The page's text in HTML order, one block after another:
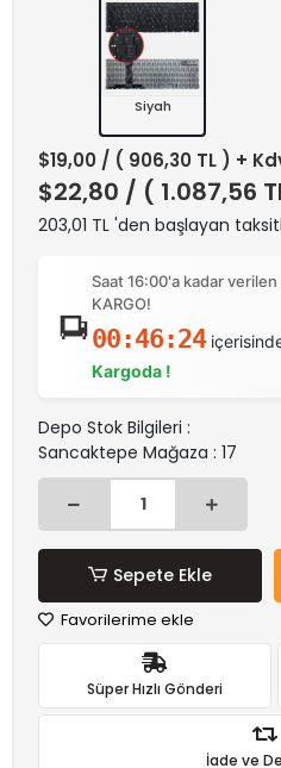
Siyah
$19,00 / ( 906,30 TL ) +
$22,80 / ( 1.087,56
203,01 TL 'den başlayan
Saat 16:00'a kadar
KARGO!
00:46:24
Kargoda !
Depo Stok Bilgileri :
Sancaktepe Mağaza : 17
Sepete Ekle
Favorilerime ekle
Süper Hızlı Gönderi
İade ve